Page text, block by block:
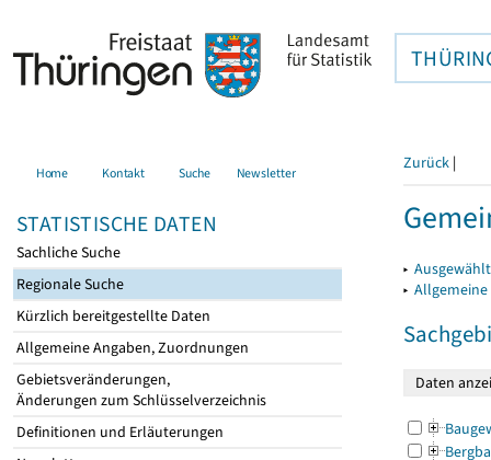
Home Kontakt Suche Newsletter
STATISTISCHE DATEN
Sachliche Suche
Regionale Suche
Kürzlich bereitgestellte Daten
Allgemeine Angaben, Zuordnungen
Gebietsveränderungen,
Änderungen zum Schlüsselverzeichnis
Definitionen und Erläuterungen
Zurück |
▸
▸